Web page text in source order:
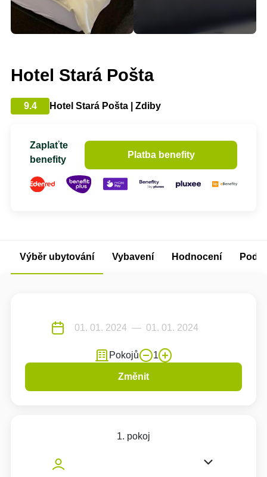
Hotel Stará Pošta
9.4 Hotel Stará Pošta | Zdiby
Zaplaťte
benefity
Platba benefity
Výběr ubytování Vybavení Hodnocení
Pokojů 1
Změnit
1. pokoj